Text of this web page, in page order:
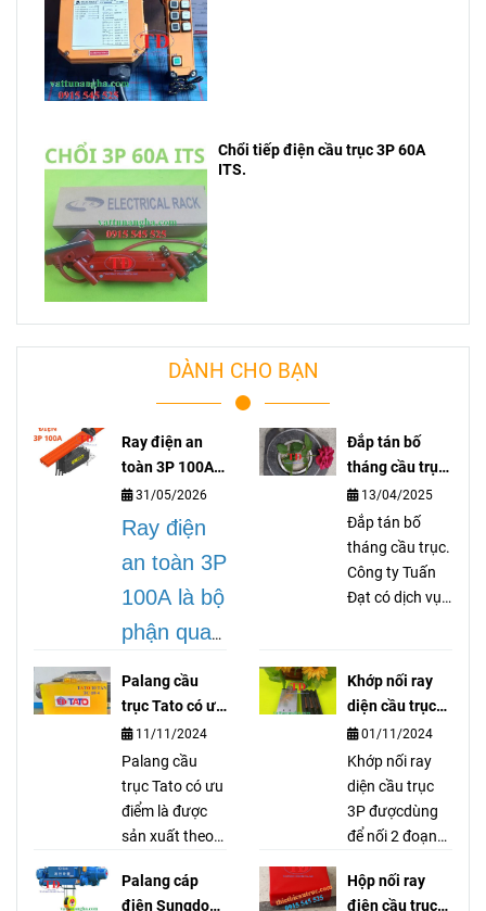
Chổi tiếp điện cầu trục 3P 60A
ITS.
DÀNH CHO BẠN
Ray điện an
toàn 3P 100A
lá gì?
31/05/2026
Ray điện
an toàn 3P
100A là bộ
phận quan
trong hệ
thống cầu
trục, dùng
để truyền
dẫn cũng
như cấp
Đắp tán bố
tháng cầu trục
là gì?
13/04/2025
Đắp tán bố
tháng cầu trục.
Công ty Tuấn
Đạt có dịch vụ
cầu trục cổng
trục palang
thiết bị nâng hạ
nặng, ép đắp
tán dán các
loại bố.
Palang cầu
trục Tato có ưu
điểm gì ?
11/11/2024
Palang cầu
trục Tato có ưu
điểm là được
sản xuất theo
Nhật Bản, đó
Khớp nối ray
diện cầu trục
3P là gì?
01/11/2024
Khớp nối ray
diện cầu trục
3P đượcdùng
để nối 2 đoạn
nhau nhưng
Palang cáp
điện Sungdo
Hộp nối ray
điện cầu truc